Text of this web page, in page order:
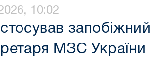
10:02
МЗС України